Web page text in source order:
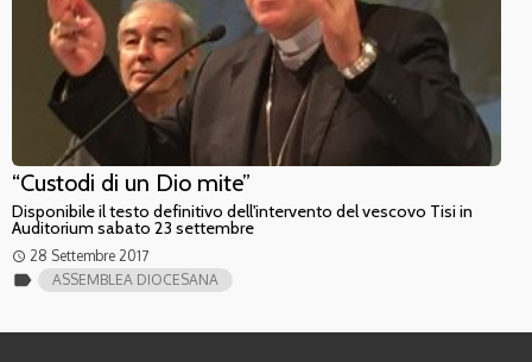
“Custodi di un Dio mite”
Disponibile il testo definitivo dell'intervento del vescovo Tisi in
Auditorium sabato 23 settembre
access_time 28 Settembre 2017
label ASSEMBLEA DIOCESANA